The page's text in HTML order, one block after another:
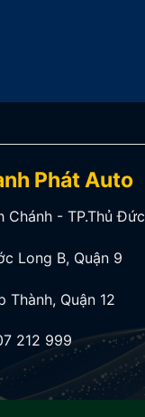
Phát Auto
Chánh - TP.Thủ Đức
Long B, Quận 9
Thành, Quận 12
212 999